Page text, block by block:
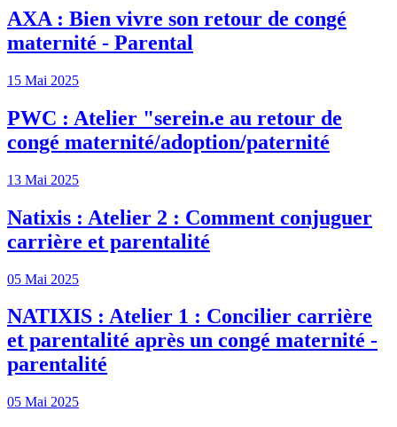
AXA : Bien vivre son retour de congé
maternité - Parental
15 Mai 2025
PWC : Atelier "serein.e au retour de
congé maternité/adoption/paternité
13 Mai 2025
Natixis : Atelier 2 : Comment conjuguer
carrière et parentalité
05 Mai 2025
NATIXIS : Atelier 1 : Concilier carrière
et parentalité après un congé maternité -
parentalité
05 Mai 2025